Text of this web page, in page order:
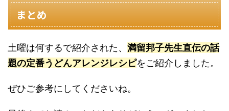
まとめ
土曜は何するで紹介された、 満留邦子先生直伝の話
題の定番うどんアレンジレシピをご紹介しました。
ぜひご参考にしてくださいね。